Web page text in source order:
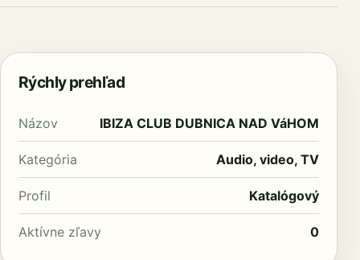
Rýchly prehľad
Názov IBIZA CLUB DUBNICA NAD VáHOM
Kategória Audio, video, TV
Profil Katalógový
Aktívne zľavy 0